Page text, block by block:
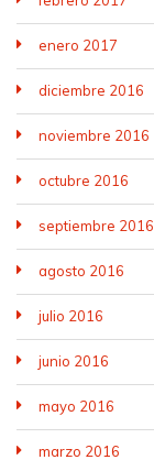
enero 2017
diciembre 2016
noviembre 2016
octubre 2016
septiembre 2016
agosto 2016
julio 2016
junio 2016
mayo 2016
marzo 2016